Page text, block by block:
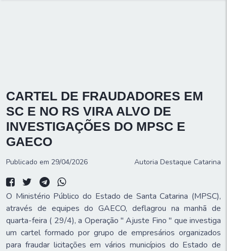
CARTEL DE FRAUDADORES EM
SC E NO RS VIRA ALVO DE
INVESTIGAÇÕES DO MPSC E
GAECO
Publicado em 29/04/2026 Autoria Destaque Catarina
O Ministério Público do Estado de Santa Catarina (MPSC),
através de equipes do GAECO, deflagrou na manhã de
quarta-feira ( 29/4), a Operação " Ajuste Fino " que investiga
um cartel formado por grupo de empresários organizados
para fraudar licitações em vários municípios do Estado de